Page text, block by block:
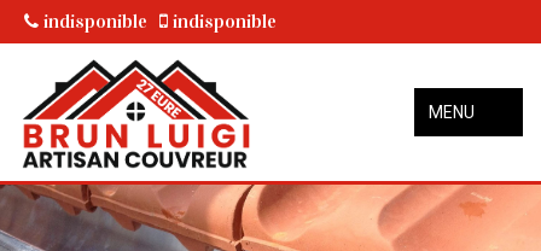
indisponible indisponible
MENU